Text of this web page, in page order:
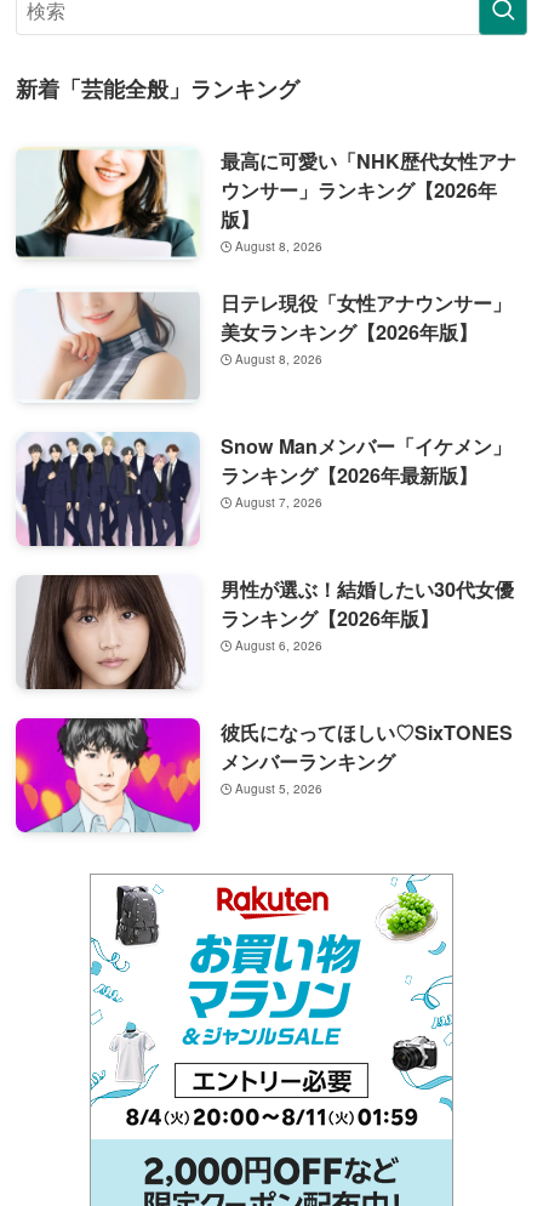
新着「芸能全般」ランキング
最高に可愛い「NHK歴代女性アナ
ウンサー」ランキング【2026年
版】
August 8, 2026
日テレ現役「女性アナウンサー」
美女ランキング【2026年版】
August 8, 2026
Snow Manメンバー「イケメン」
ランキング【2026年最新版】
August 7, 2026
男性が選ぶ！結婚したい30代女優
ランキング【2026年版】
August 6, 2026
彼氏になってほしい♡SixTONES
メンバーランキング
August 5, 2026